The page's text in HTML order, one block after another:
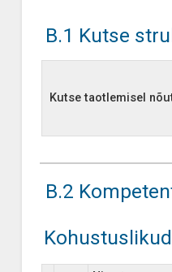
B.1 Kutse
Kutse taotlemisel
B.2